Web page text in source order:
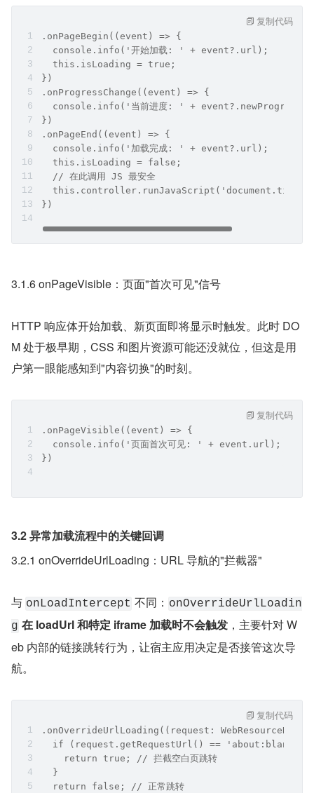
.onPageBegin((event) => {
  console.info('开始加载: ' + event?.url);
  this.isLoading = true;
})
.onProgressChange((event) => {
console.info('当前进度: ' + event?.newProgress
})
.onPageEnd((event) => {
  console.info('加载完成: ' + event?.url);
  this.isLoading = false;
  // 在此调用 JS 最安全
})
复制代码
3.1.6 onPageVisible：页面"首次可见"信号
HTTP 响应体开始加载、新页面即将显示时触发。此时 DO
M 处于极早期，CSS 和图片资源可能还没就位，但这是用
户第一眼能感知到"内容切换"的时刻。
.onPageVisible((event) => {
  console.info('页面首次可见: ' + event.url);
})
复制代码
3.2 异常加载流程中的关键回调
3.2.1 onOverrideUrlLoading：URL 导航的"拦截器"
与 onLoadIntercept 不同： onOverrideUrlLoadin
g 在 loadUrl 和特定 iframe 加载时不会触发 ，主要针对 W
eb 内部的链接跳转行为，让宿主应用决定是否接管这次导
航。
.onOverrideUrlLoading((request:
if (request.getRequestUrl() == 'about:blank')
    return true; // 拦截空白页跳转
  }
  return false; // 正常跳转
复制代码